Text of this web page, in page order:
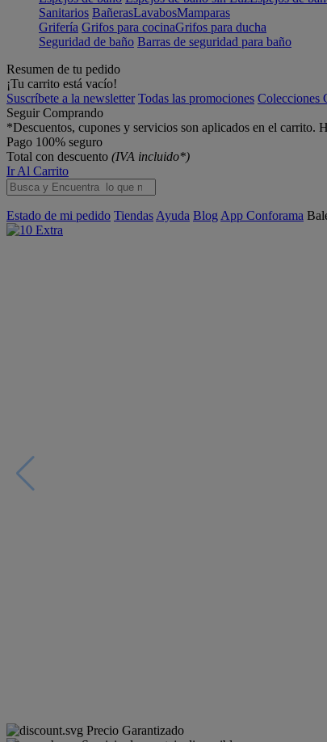
Sanitarios BañerasLavabosMamparas
Grifería Grifos para cocinaGrifos para ducha
Seguridad de baño Barras de seguridad para baño
Resumen de tu pedido
¡Tu carrito está vacío!
Suscríbete a la newsletter Todas las promociones Colecciones
Seguir Comprando
*Descuentos, cupones y servicios son aplicados en el carrito.
Pago 100% seguro
Total con descuento (IVA incluido*)
Ir Al Carrito
Estado de mi pedido Tiendas Ayuda Blog App Conforama
Precio Garantizado